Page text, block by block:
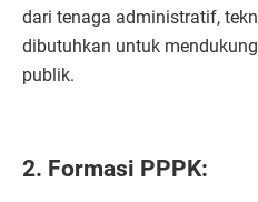
dari tenaga administratif,
dibutuhkan untuk
publik.
2. Formasi PPPK: